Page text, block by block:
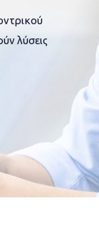
λύσεις